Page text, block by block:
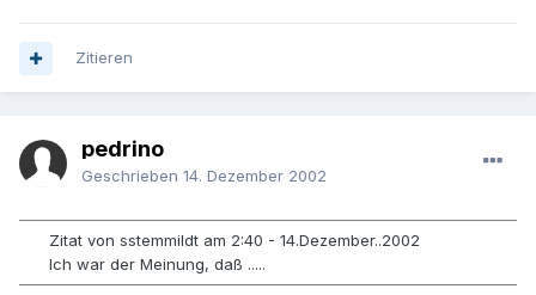
Zitieren
pedrino
Geschrieben 14. Dezember 2002
Zitat von sstemmildt am 2:40 - 14.Dezember..2002
Ich war der Meinung, daß .....